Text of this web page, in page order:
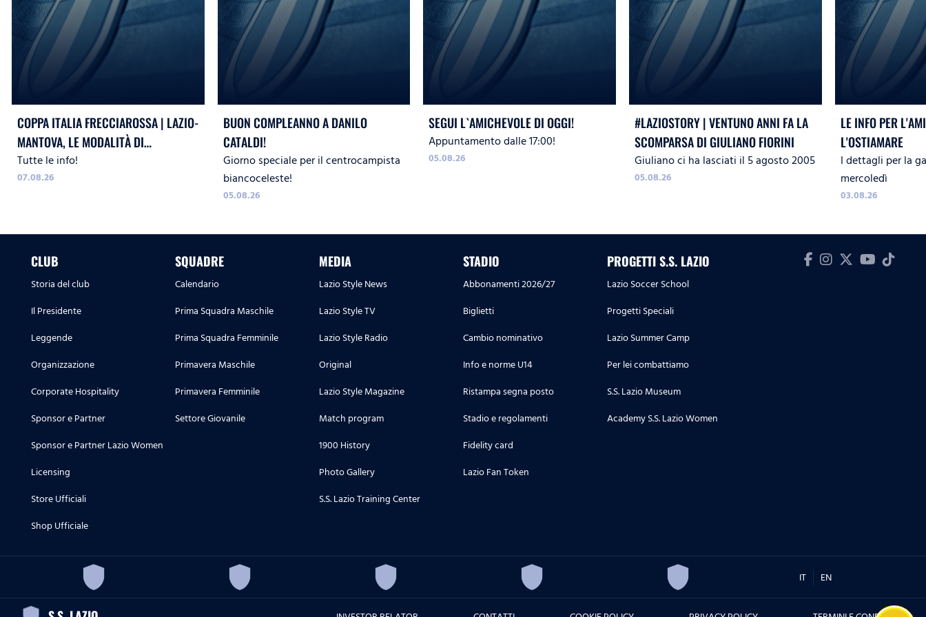
COPPA ITALIA FRECCIAROSSA | LAZIO-
MANTOVA, LE MODALITÀ DI
ACCREDITO
Tutte le info!
07.08.26
BUON COMPLEANNO A DANILO
CATALDI!
Giorno speciale per il centrocampista
biancoceleste!
05.08.26
SEGUI L`AMICHEVOLE DI OGGI!
Appuntamento dalle 17:00!
05.08.26
#LAZIOSTORY | VENTUNO ANNI FA LA
SCOMPARSA DI GIULIANO FIORINI
Giuliano ci ha lasciati il 5 agosto 2005
05.08.26
LE INFO PER
L'OSTIAMARE
I dettagli per la
mercoledì
03.08.26
CLUB
Storia del club
Il Presidente
Leggende
Organizzazione
Corporate Hospitality
Sponsor e Partner
Sponsor e Partner Lazio Women
Licensing
Store Ufficiali
Shop Ufficiale
SQUADRE
Calendario
Prima Squadra Maschile
Prima Squadra Femminile
Primavera Maschile
Primavera Femminile
Settore Giovanile
MEDIA
Lazio Style News
Lazio Style TV
Lazio Style Radio
Original
Lazio Style Magazine
Match program
1900 History
Photo Gallery
S.S. Lazio Training Center
STADIO
Abbonamenti 2026/27
Biglietti
Cambio nominativo
Info e norme U14
Ristampa segna posto
Stadio e regolamenti
Fidelity card
Lazio Fan Token
PROGETTI S.S. LAZIO
Lazio Soccer School
Progetti Speciali
Lazio Summer Camp
Per lei combattiamo
S.S. Lazio Museum
Academy S.S. Lazio Women
IT EN